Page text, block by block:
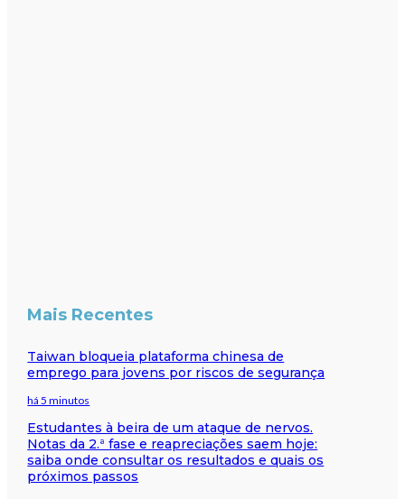
Mais Recentes
Taiwan bloqueia plataforma chinesa de
emprego para jovens por riscos de segurança
há 5 minutos
Estudantes à beira de um ataque de nervos.
Notas da 2.ª fase e reapreciações saem hoje:
saiba onde consultar os resultados e quais os
próximos passos